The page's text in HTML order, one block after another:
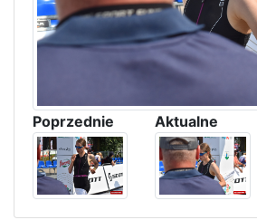
Poprzednie Aktualne